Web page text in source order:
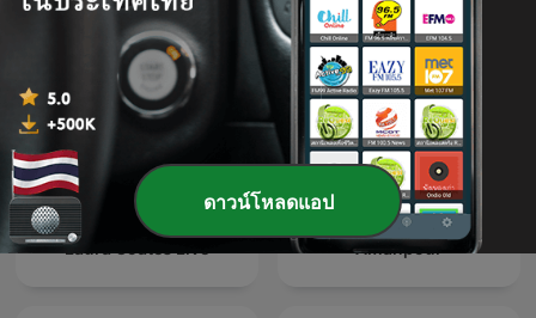
Laura Coates Live Amanpour
ดาวน์โหลดแอป